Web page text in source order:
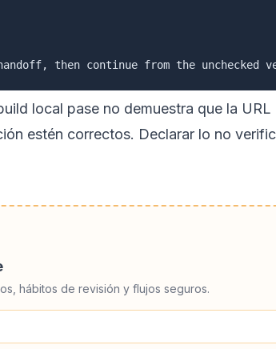
local pase no demuestra que la
estén correctos. Declarar lo no
hábitos de revisión y flujos seguros.